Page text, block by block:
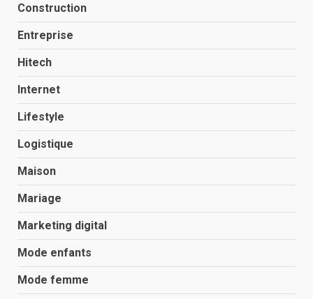
Construction
Entreprise
Hitech
Internet
Lifestyle
Logistique
Maison
Mariage
Marketing digital
Mode enfants
Mode femme